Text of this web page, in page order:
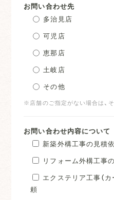
お問い合わせ先
多治見店
可児店
恵那店
土岐店
その他
※店舗のご指定がない場合は、
お問い合わせ内容について
新築外構工事の見積
リフォーム外構工事
エクステリア工事（
頼